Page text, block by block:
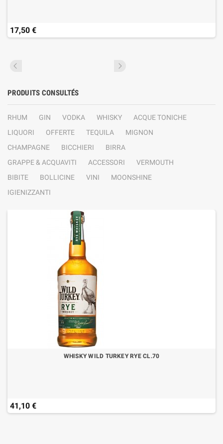
17,50 €
PRODUITS CONSULTÉS
RHUM GIN VODKA WHISKY
ACQUE TONICHE
LIQUORI
OFFERTE TEQUILA
MIGNON
CHAMPAGNE
BICCHIERI
BIRRA
GRAPPE & ACQUAVITI
ACCESSORI
VERMOUTH
BIBITE
BOLLICINE VINI
MOONSHINE
IGIENIZZANTI
WHISKY WILD TURKEY RYE CL.70
41,10 €